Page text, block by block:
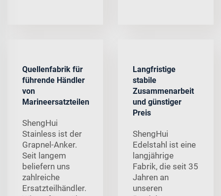
Quellenfabrik für
führende Händler
von
Marineersatzteilen
ShengHui
Stainless ist der
Grapnel-Anker.
Seit langem
beliefern uns
zahlreiche
Ersatzteilhändler.
Langfristige
stabile
Zusammenarbeit
und günstiger
Preis
ShengHui
Edelstahl ist eine
langjährige
Fabrik, die seit 35
Jahren an
unseren